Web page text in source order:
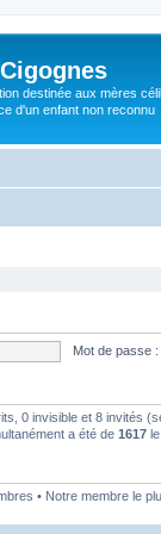
destinée aux mères
d'un enfant non reconnu
Mot de passe :
0 invisible et 8 invités
a été de 1617
• Notre membre le